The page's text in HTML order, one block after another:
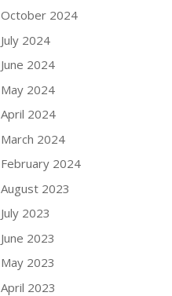
October 2024
July 2024
June 2024
May 2024
April 2024
March 2024
February 2024
August 2023
July 2023
June 2023
May 2023
April 2023